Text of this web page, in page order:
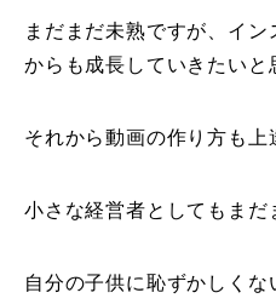
まだまだ未熟ですが、イ
からも成長していきたいと
それから動画の作り方も上
小さな経営者としてもまだ
自分の子供に恥ずかしくな